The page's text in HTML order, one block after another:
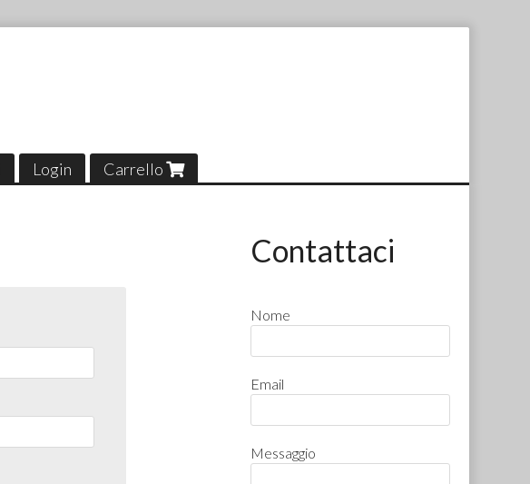
Login Carrello
Contattaci
Nome
Email
Messaggio